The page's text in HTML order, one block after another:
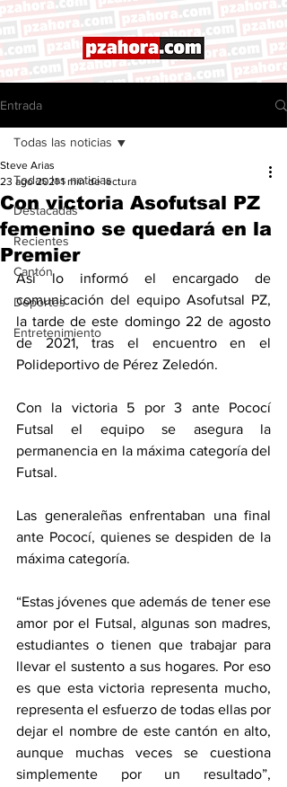
Entrada
Todas las noticias
Destacadas
Recientes
Cantón
Deportes
Entretenimiento
Todas las noticias
Con victoria Asofutsal PZ
femenino se quedará en la
Premier
Steve Arias
23 ago 2021 1 min de lectura
Así lo informó el encargado de
comunicación del equipo Asofutsal PZ,
la tarde de este domingo 22 de agosto
de 2021, tras el encuentro en el
Polideportivo de Pérez Zeledón.
Con la victoria 5 por 3 ante Pococí
Futsal el equipo se asegura la
permanencia en la máxima categoría del
Futsal.
Las generaleñas enfrentaban una final
ante Pococí, quienes se despiden de la
máxima categoría.
“Estas jóvenes que además de tener ese
amor por el Futsal, algunas son madres,
estudiantes o tienen que trabajar para
llevar el sustento a sus hogares. Por eso
es que esta victoria representa mucho,
representa el esfuerzo de todas ellas por
dejar el nombre de este cantón en alto,
aunque muchas veces se cuestiona
simplemente por un resultado”,